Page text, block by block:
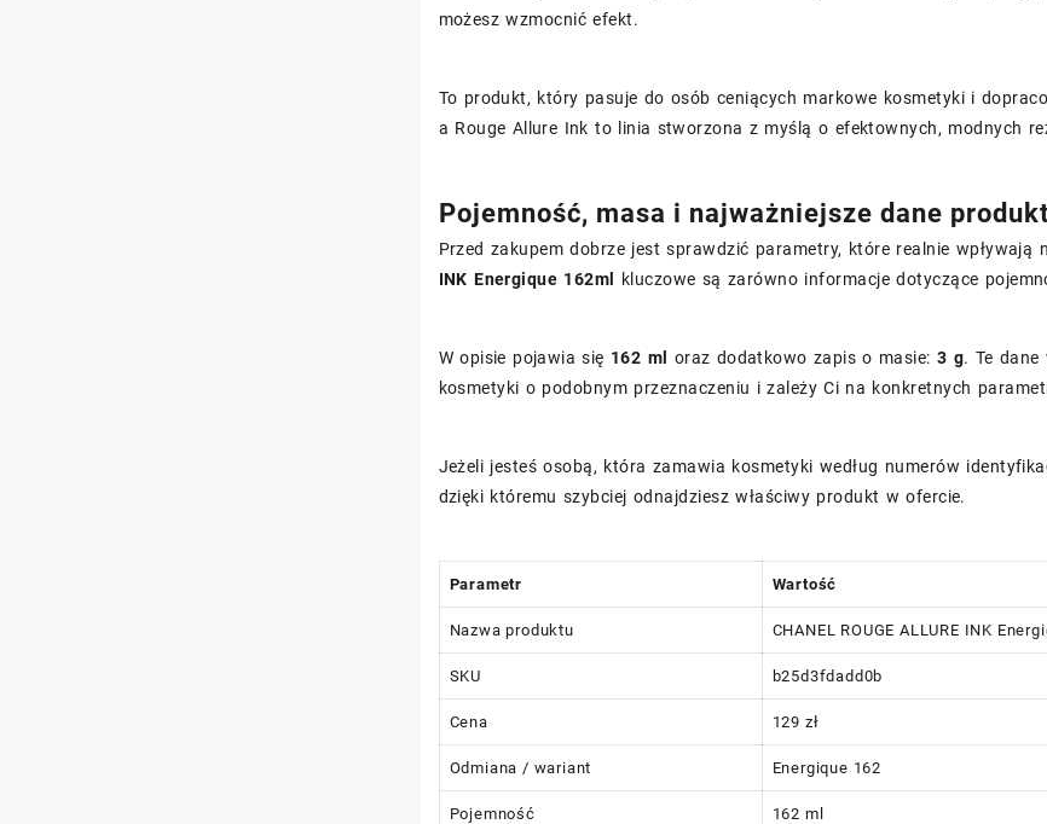
możesz wzmocnić efekt.
To produkt, który pasuje do osób ceniących markowe kosmetyki i
a Rouge Allure Ink to linia stworzona z myślą o efektownych, modnych
Pojemność, masa i najważniejsze dane
Przed zakupem dobrze jest sprawdzić parametry, które realnie
INK Energique 162ml
kluczowe są zarówno informacje dotyczące
W opisie pojawia się 162 ml oraz dodatkowo zapis o masie: 3 g. Te dane
kosmetyki o podobnym przeznaczeniu i zależy Ci na konkretnych
Jeżeli jesteś osobą, która zamawia kosmetyki według numerów
dzięki któremu szybciej odnajdziesz właściwy produkt w ofercie.
Parametr Wartość
Nazwa produktu CHANEL ROUGE ALLURE INK
SKU b25d3fdadd0b
Cena 129 zł
Odmiana / wariant Energique 162
Pojemność 162 ml